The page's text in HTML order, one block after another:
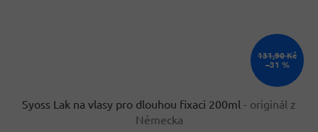
131,90 Kč
–31 %
Syoss Lak na vlasy pro dlouhou fixaci 200ml - originál z
Německa